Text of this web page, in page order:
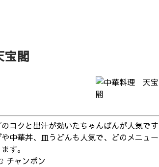
閣
コクと出汁が効いたちゃんぽんが人気です
中華丼、皿うどんも人気で、どのメニュー
す。
チャンポン